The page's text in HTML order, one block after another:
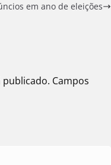
em ano de eleições
publicado. Campos